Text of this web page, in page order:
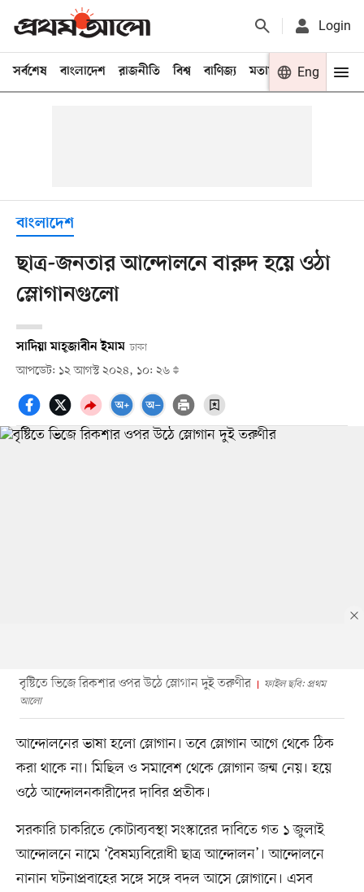
Login
সর্বশেষ বাংলাদেশ রাজনীতি বিশ্ব বাণিজ্য মতামত খেলা
Eng
বাংলাদেশ
ছাত্র-জনতার আন্দোলনে বারুদ হয়ে ওঠা
স্লোগানগুলো
সাদিয়া মাহ্‌জাবীন ইমাম ঢাকা
আপডেট: ১২ আগস্ট ২০২৪, ১০: ২৬
বৃষ্টিতে ভিজে রিকশার ওপর উঠে স্লোগান দুই তরুণীর
ফাইল ছবি: প্রথম
আলো
আন্দোলনের ভাষা হলো স্লোগান। তবে স্লোগান আগে থেকে ঠিক
করা থাকে না। মিছিল ও সমাবেশ থেকে স্লোগান জন্ম নেয়। হয়ে
ওঠে আন্দোলনকারীদের দাবির প্রতীক।
সরকারি চাকরিতে কোটাব্যবস্থা সংস্কারের দাবিতে গত ১ জুলাই
আন্দোলনে নামে ‘বৈষম্যবিরোধী ছাত্র আন্দোলন’। আন্দোলনে
নানান ঘটনাপ্রবাহের সঙ্গে সঙ্গে বদল আসে স্লোগানে। এসব